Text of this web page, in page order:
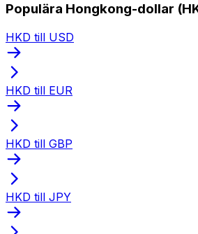
Populära Hongkong-dollar
HKD till USD
HKD till EUR
HKD till GBP
HKD till JPY